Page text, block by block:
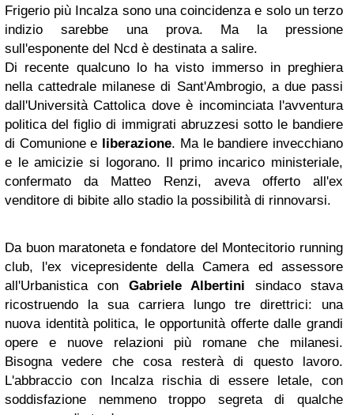
Frigerio più Incalza sono una coincidenza e solo un terzo
indizio sarebbe una prova. Ma la pressione
sull'esponente del Ncd è destinata a salire.
Di recente qualcuno lo ha visto immerso in preghiera
nella cattedrale milanese di Sant'Ambrogio, a due passi
dall'Università Cattolica dove è incominciata l'avventura
politica del figlio di immigrati abruzzesi sotto le bandiere
di Comunione e liberazione. Ma le bandiere invecchiano
e le amicizie si logorano. Il primo incarico ministeriale,
confermato da Matteo Renzi, aveva offerto all'ex
venditore di bibite allo stadio la possibilità di rinnovarsi.
Da buon maratoneta e fondatore del Montecitorio running
club, l'ex vicepresidente della Camera ed assessore
all'Urbanistica con Gabriele Albertini sindaco stava
ricostruendo la sua carriera lungo tre direttrici: una
nuova identità politica, le opportunità offerte dalle grandi
opere e nuove relazioni più romane che milanesi.
Bisogna vedere che cosa resterà di questo lavoro.
L'abbraccio con Incalza rischia di essere letale, con
soddisfazione nemmeno troppo segreta di qualche